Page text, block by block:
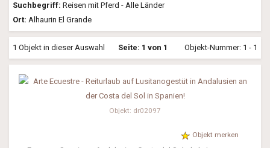
Suchbegriff: Reisen mit Pferd - Alle Länder
Ort: Alhaurin El Grande
1 Objekt in dieser Auswahl Seite: 1 von 1 Objekt-Nummer: 1 - 1
Objekt: dr02097
Objekt merken